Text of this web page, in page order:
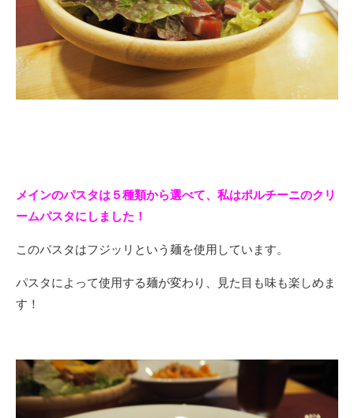
メインのパスタは５種類から選べて、私はポルチーニのクリ
ームパスタにしました！
このパスタはフジッリという麺を使用しています。
パスタによって使用する麺が変わり、見た目も味も楽しめま
す！